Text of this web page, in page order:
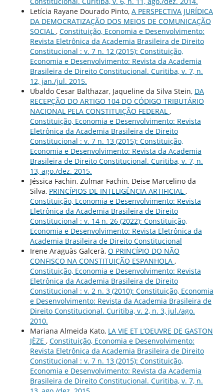
Letícia Rayane Dourado Pinto, A PERSPECTIVA JURÍDICA
DA DEMOCRATIZAÇÃO DOS MEIOS DE COMUNICAÇÃO
SOCIAL , Constituição, Economia e Desenvolvimento:
Revista Eletrônica da Academia Brasileira de Direito
Constitucional : v. 7 n. 12 (2015): Constituição,
Economia e Desenvolvimento: Revista da Academia
Brasileira de Direito Constitucional. Curitiba, v. 7, n.
12, jan./jul. 2015.
Ubaldo Cesar Balthazar, Jaqueline da Silva Stein, DA
RECEPÇÃO DO ARTIGO 104 DO CÓDIGO TRIBUTÁRIO
NACIONAL PELA CONSTITUIÇÃO FEDERAL ,
Constituição, Economia e Desenvolvimento: Revista
Eletrônica da Academia Brasileira de Direito
Constitucional : v. 7 n. 13 (2015): Constituição,
Economia e Desenvolvimento: Revista da Academia
Brasileira de Direito Constitucional. Curitiba, v. 7, n.
13, ago./dez. 2015.
Jéssica Fachin, Zulmar Fachin, Deise Marcelino da
Silva, PRINCÍPIOS DE INTELIGÊNCIA ARTIFICIAL ,
Constituição, Economia e Desenvolvimento: Revista
Eletrônica da Academia Brasileira de Direito
Constitucional : v. 14 n. 26 (2022): Constituição,
Economia e Desenvolvimento: Revista Eletrônica da
Academia Brasileira de Direito Constitucional
Irene Araguàs Galcerà, O PRINCÍPIO DO NÃO
CONFISCO NA CONSTITUIÇÃO ESPANHOLA ,
Constituição, Economia e Desenvolvimento: Revista
Eletrônica da Academia Brasileira de Direito
Constitucional : v. 2 n. 3 (2010): Constituição, Economia
e Desenvolvimento: Revista da Academia Brasileira de
Direito Constitucional. Curitiba, v. 2, n. 3, jul./ago.
2010.
Mariana Almeida Kato, LA VIE ET L’OEUVRE DE GASTON
JÈZE , Constituição, Economia e Desenvolvimento:
Revista Eletrônica da Academia Brasileira de Direito
Constitucional : v. 7 n. 13 (2015): Constituição,
Economia e Desenvolvimento: Revista da Academia
Brasileira de Direito Constitucional. Curitiba, v. 7, n.